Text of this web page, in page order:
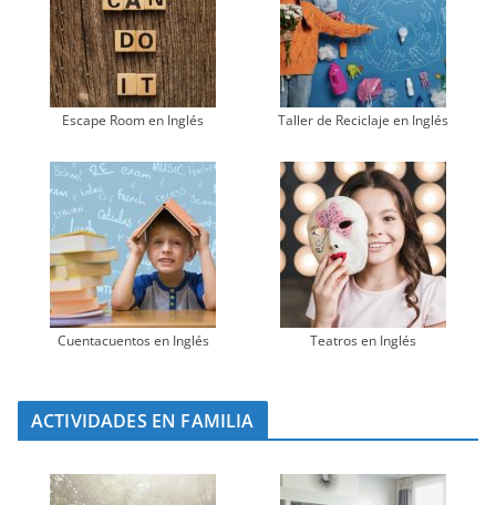
Escape Room en Inglés Taller de Reciclaje en Inglés
Cuentacuentos en Inglés Teatros en Inglés
ACTIVIDADES EN FAMILIA